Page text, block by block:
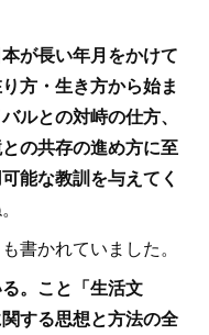
が長い年月をかけて
方・生き方から始ま
ルとの対峙の仕方、
の共存の進め方に至
能な教訓を与えてく
書かれていました。
。こと「生活文
する思想と方法の全